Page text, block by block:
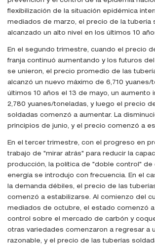
flexibilización de la situación epidémica
mediados de marzo, el precio de la tubería
alcanzado un alto nivel en los últimos 10
En el segundo trimestre, cuando el precio
franja continuó aumentando y los futuros
se unieron, el precio promedio de las
alcanzó un nuevo máximo de 6,710 yuanes/
últimos 10 años el 13 de mayo, un aumento
2,780 yuanes/toneladas, y luego el precio
soldadas comenzó a aumentar. La
principios de junio, y el precio comenzó a
En el tercer trimestre, con el progreso en
trabajo de "mirar atrás" para reducir la
producción, la política de "doble control" de
energía se introdujo con frecuencia. En el
la demanda débiles, el precio de las
comenzó a estabilizarse. Al comienzo del
mediados de octubre, el estado comenzó a
control sobre el mercado de carbón y
otras variedades comenzaron a regresar a
razonable, y el precio de las tuberías